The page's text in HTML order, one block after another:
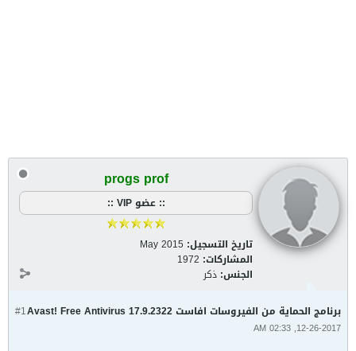
progs prof
:: عضو VIP ::
تاريخ التسجيل: May 2015
المشاركات: 1972
الجنس: ذكر
#1 برنامج الحماية من الفيروسات افاست Avast! Free Antivirus 17.9.2322
12-26-2017, 02:33 AM